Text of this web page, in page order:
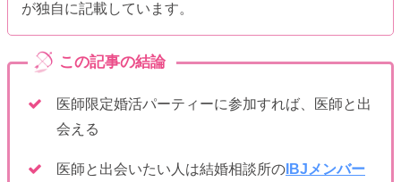
が独自に記載しています。
医師限定婚活パーティーに参加すれば、医師と出
会える
医師と出会いたい人は結婚相談所の IBJメンバー